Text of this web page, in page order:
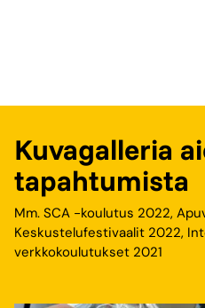
Kuvagalleria
tapahtumista
Mm. SCA -koulutus 2022,
Keskustelufestivaalit 2022,
verkkokoulutukset 2021